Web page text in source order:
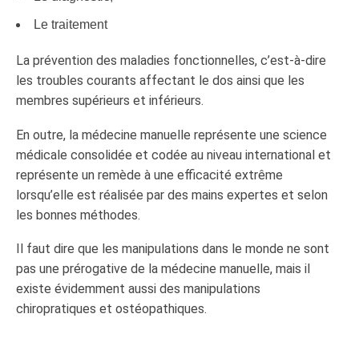
Le traitement
La prévention des maladies fonctionnelles, c’est-à-dire
les troubles courants affectant le dos ainsi que les
membres supérieurs et inférieurs.
En outre, la médecine manuelle représente une science
médicale consolidée et codée au niveau international et
représente un remède à une efficacité extrême
lorsqu’elle est réalisée par des mains expertes et selon
les bonnes méthodes.
Il faut dire que les manipulations dans le monde ne sont
pas une prérogative de la médecine manuelle, mais il
existe évidemment aussi des manipulations
chiropratiques et ostéopathiques.